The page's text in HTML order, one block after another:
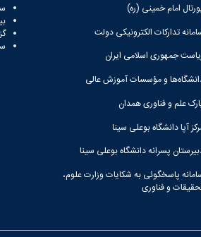
امام خمینی (ره)
تدارکات الکترونیکی دولت
جمهوری اسلامی ایران
و مؤسسات آموزش عالی
علم و فناوری همدان
آپا دانشگاه بوعلی سینا
پسرانه دانشگاه بوعلی سینا
پاسخگوئی به شکایات وزارت علوم،
و فناوری